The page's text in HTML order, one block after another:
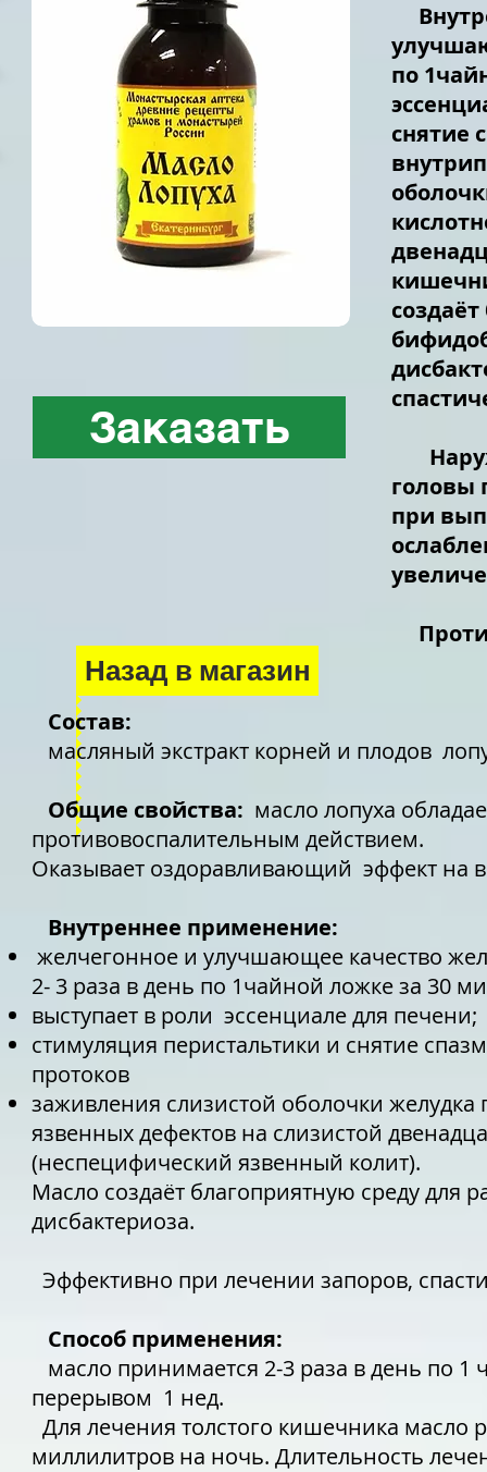
Заказать
Назад в магазин
по
снятие
головы
при
Состав:
масляный экстракт корней и плодов
Общие свойства: масло лопуха
противовоспалительным действием.
Оказывает оздоравливающий эффект на
Внутреннее применение:
желчегонное и улучшающее качество
2- 3 раза в день по 1чайной ложке за 30
выступает в роли эссенциале для печени;
стимуляция перистальтики и снятие
протоков
заживления слизистой оболочки
язвенных дефектов на слизистой
(неспецифический язвенный колит).
Масло создаёт благоприятную среду
дисбактериоза.
Эффективно при лечении запоров,
Способ применения:
масло принимается 2-3 раза в день по
перерывом 1 нед.
Для лечения толстого кишечника масло
миллилитров на ночь. Длительность